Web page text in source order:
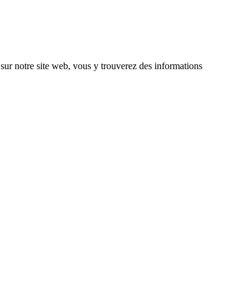
sur notre site web, vous y trouverez des informations